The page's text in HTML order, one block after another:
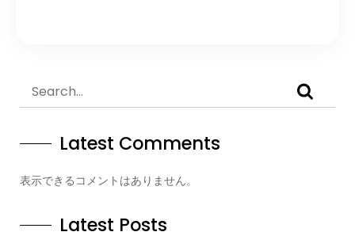
Latest Comments
表示できるコメントはありません。
Latest Posts